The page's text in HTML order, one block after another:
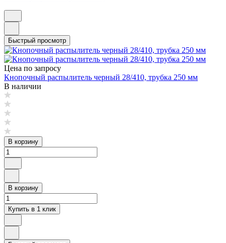
Быстрый просмотр
Цена по запросу
Кнопочный распылитель черный 28/410, трубка 250 мм
В наличии
В корзину
В корзину
Купить в 1 клик